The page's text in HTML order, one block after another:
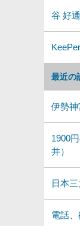
最近の
伊勢
1900
井）
日本
電話、
谷 好